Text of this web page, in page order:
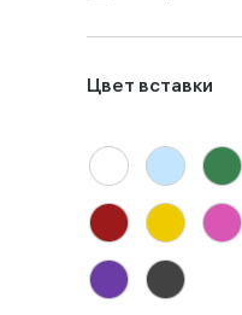
Коралл
Корунд
Лондон-топаз
Малахит
Цвет вставки